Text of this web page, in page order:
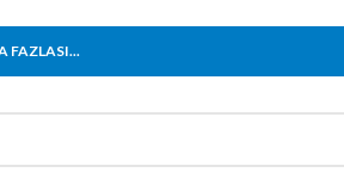
FAZLASI...